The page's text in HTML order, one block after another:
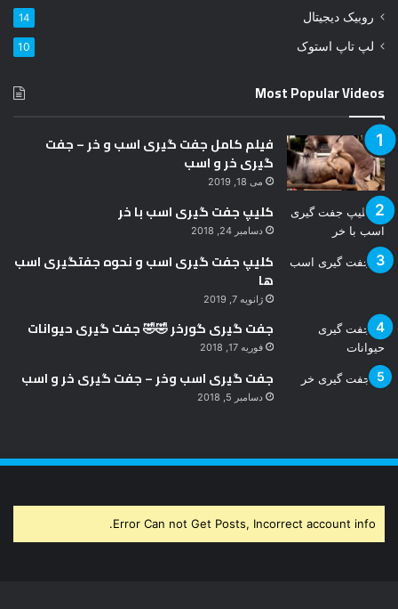
ک
ن
روبیک دیجیتال 14
لپ تاپ استوک 10
Most Popular Videos
فیلم کامل جفت گیری اسب و خر – جفت
گیری خر و اسب
می 18, 2019
کلیپ جفت گیری اسب با خر
دسامبر 24, 2018
کلیپ جفت گیری اسب و نحوه جفتگیری اسب
ها
ژانویه 7, 2019
جفت گیری گورخر 🤣🤣 جفت گیری حیوانات
فوریه 17, 2018
جفت گیری اسب وخر – جفت گیری خر و اسب
دسامبر 5, 2018
Error Can not Get Posts, Incorrect account info.